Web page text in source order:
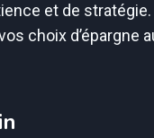
et de
choix